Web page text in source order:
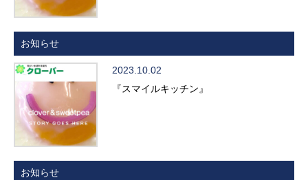
お知らせ
2023.10.02
『スマイルキッチン』
お知らせ